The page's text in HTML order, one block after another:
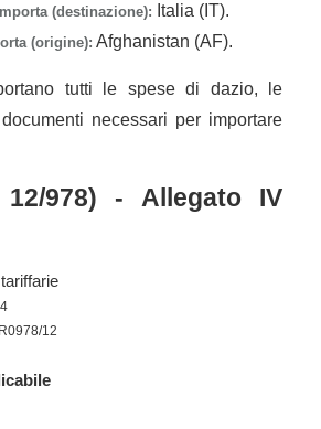
(destinazione): Italia (IT).
(origine): Afghanistan (AF).
tutti le spese di dazio, le
necessari per importare
978) - Allegato IV
12